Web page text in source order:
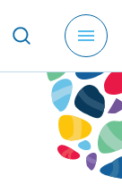
メ
ニ
ュ
ー
を
開
く